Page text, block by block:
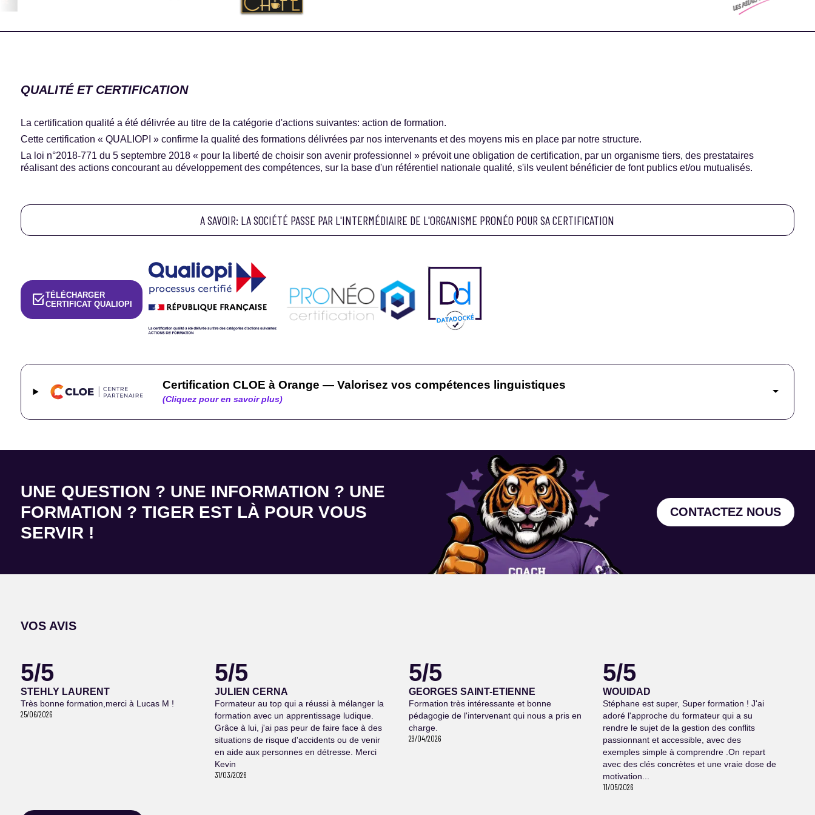
QUALITÉ ET CERTIFICATION
La certification qualité a été délivrée au titre de la catégorie d'actions suivantes: action de formation.
Cette certification « QUALIOPI » confirme la qualité des formations délivrées par nos intervenants et des moyens mis en place par notre structure.
La loi n°2018-771 du 5 septembre 2018 « pour la liberté de choisir son avenir professionnel » prévoit une obligation de certification, par un organisme tiers, des prestataires
réalisant des actions concourant au développement des compétences, sur la base d'un référentiel nationale qualité, s'ils veulent bénéficier de font publics et/ou mutualisés.
A SAVOIR: LA SOCIÉTÉ PASSE PAR L'INTERMÉDIAIRE DE L'ORGANISME PRONÉO POUR SA CERTIFICATION
select_check_boxTÉLÉCHARGER
CERTIFICAT QUALIOPI
Certification CLOE à Orange — Valorisez vos compétences linguistiques
(Cliquez pour en savoir plus)
UNE QUESTION ? UNE INFORMATION ? UNE
FORMATION ? TIGER EST LÀ POUR VOUS
SERVIR !
CONTACTEZ NOUS
VOS AVIS
5/5
STEHLY LAURENT
Très bonne formation,merci à Lucas M !
25/06/2026
5/5
JULIEN CERNA
Formateur au top qui a réussi à mélanger la
formation avec un apprentissage ludique.
Grâce à lui, j'ai pas peur de faire face à des
situations de risque d'accidents ou de venir
en aide aux personnes en détresse. Merci
Kevin
31/03/2026
5/5
GEORGES SAINT-ETIENNE
Formation très intéressante et bonne
pédagogie de l'intervenant qui nous a pris en
charge.
29/04/2026
5/5
WOUIDAD
Stéphane est super, Super formation ! J'ai
adoré l'approche du formateur qui a su
rendre le sujet de la gestion des conflits
passionnant et accessible, avec des
exemples simple à comprendre .On repart
avec des clés concrètes et une vraie dose de
motivation...
11/05/2026